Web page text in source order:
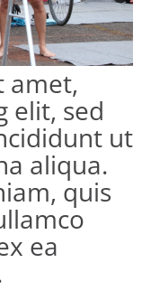
amet,
elit, sed
ut
aliqua.
quis
ea